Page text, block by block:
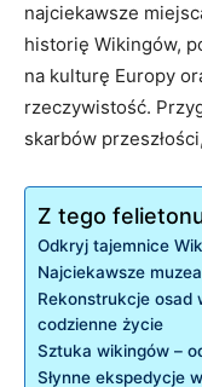
najciekawsze
historię Wikingów,
na kulturę Europy
rzeczywistość.
skarbów
Z tego
Odkryj tajemnice
Najciekawsze
Rekonstrukcje osad
codzienne życie
Sztuka wikingów –
Słynne ekspedycje